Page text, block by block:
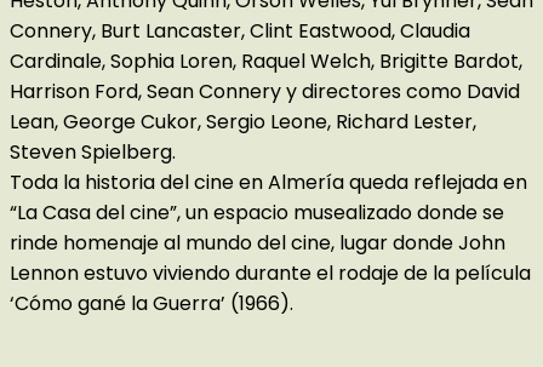
Connery, Burt Lancaster, Clint Eastwood, Claudia
Cardinale, Sophia Loren, Raquel Welch, Brigitte Bardot,
Harrison Ford, Sean Connery y directores como David
Lean, George Cukor, Sergio Leone, Richard Lester,
Steven Spielberg.
Toda la historia del cine en Almería queda reflejada en
“La Casa del cine”, un espacio musealizado donde se
rinde homenaje al mundo del cine, lugar donde John
Lennon estuvo viviendo durante el rodaje de la película
‘Cómo gané la Guerra’ (1966).